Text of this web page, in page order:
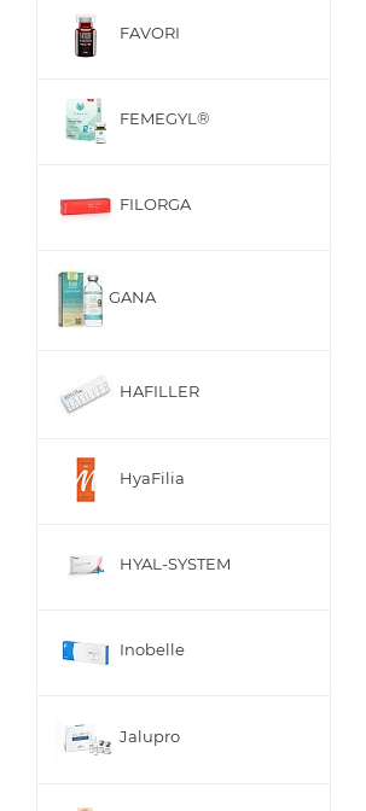
FAVORI
FEMEGYL®
FILORGA
GANA
HAFILLER
HyaFilia
HYAL-SYSTEM
Inobelle
Jalupro